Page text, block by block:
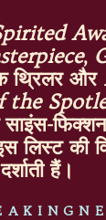
,
थ्रिलर और
the
साइंस-
लिस्ट की
दर्शाती हैं।